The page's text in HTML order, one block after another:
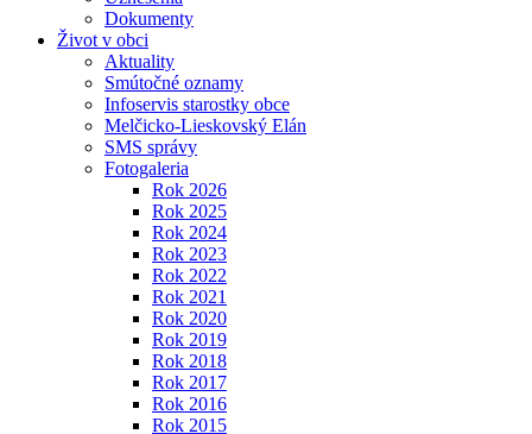
Dokumenty
Život v obci
Aktuality
Smútočné oznamy
Infoservis starostky obce
Melčicko-Lieskovský Elán
SMS správy
Fotogaleria
Rok 2026
Rok 2025
Rok 2024
Rok 2023
Rok 2022
Rok 2021
Rok 2020
Rok 2019
Rok 2018
Rok 2017
Rok 2016
Rok 2015